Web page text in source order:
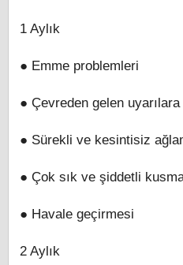
1 Aylık
● Emme problemleri
● Çevreden gelen
● Sürekli ve kesintisiz
● Çok sık ve şiddetli
● Havale geçirmesi
2 Aylık